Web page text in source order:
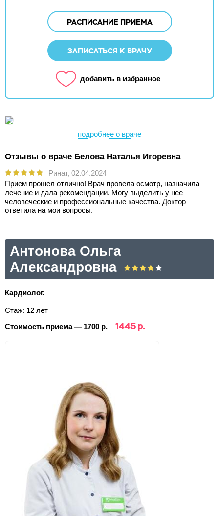
РАСПИСАНИЕ ПРИЕМА
ЗАПИСАТЬСЯ К ВРАЧУ
добавить в избранное
подробнее о враче
Отзывы о враче Белова Наталья Игоревна
Ринат, 02.04.2024
Прием прошел отлично! Врач провела осмотр, назначила
лечение и дала рекомендации. Могу выделить у нее
человеческие и профессиональные качества. Доктор
ответила на мои вопросы.
Антонова Ольга
Александровна
Кардиолог.
Стаж: 12 лет
Стоимость приема — 1700 р. 1445 р.